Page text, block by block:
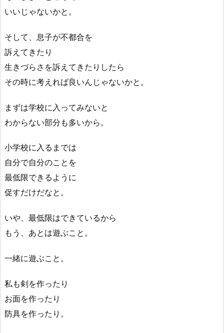
いいじゃないかと。
そして、息子が不都合を
訴えてきたり
生きづらさを訴えてきたりしたら
その時に考えれば良いんじゃないかと。
まずは学校に入ってみないと
わからない部分も多いから。
小学校に入るまでは
自分で自分のことを
最低限できるように
促すだけだなと。
いや、最低限はできているから
もう、あとは遊ぶこと。
一緒に遊ぶこと。
私も剣を作ったり
お面を作ったり
防具を作ったり。